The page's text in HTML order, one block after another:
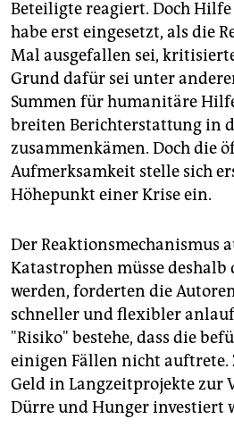
Beteiligte reagiert. Doch
habe erst eingesetzt, als die
Mal ausgefallen sei,
Grund dafür sei unter
Summen für humanitäre
breiten Berichterstattung in
zusammenkämen. Doch die
Aufmerksamkeit stelle sich
Höhepunkt einer Krise ein.
Der Reaktionsmechanismus
Katastrophen müsse
werden, forderten die
schneller und flexibler
"Risiko" bestehe, dass die
einigen Fällen nicht auftrete.
Geld in Langzeitprojekte zur
Dürre und Hunger investiert